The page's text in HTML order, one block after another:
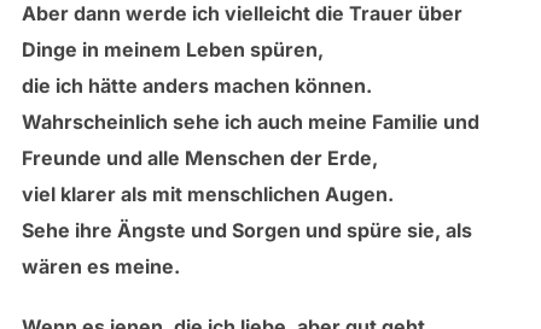
Aber dann werde ich vielleicht die Trauer über
Dinge in meinem Leben spüren,
die ich hätte anders machen können.
Wahrscheinlich sehe ich auch meine Familie und
Freunde und alle Menschen der Erde,
viel klarer als mit menschlichen Augen.
Sehe ihre Ängste und Sorgen und spüre sie, als
wären es meine.